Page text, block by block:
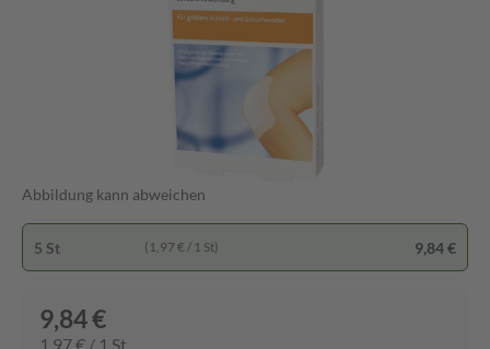
Abbildung kann abweichen
5 St (1,97 € / 1 St) 9,84 €
9,84 €
1,97 € / 1 St